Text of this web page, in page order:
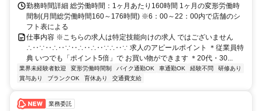
勤務時間詳細 総労働時間：1ヶ月あたり160時間 1ヶ月の変形労働時
間制(月間総労働時間160～176時間) ※6：00～22：00内で店舗のシ
フト表による
仕事内容 ※こちらの求人は特定技能向けの求人 ではございません
∴‥∵‥∴‥∵‥∴‥∴‥∵∴‥∵ 求人のアピールポイント ＊従業員特
典 いつでも「ポイント5倍」で お買い物ができます ＊20代・30...
業界未経験者歓迎 変形労働時間制 バイク通勤OK 車通勤OK 経験不問
研修あり
賞与あり
ブランクOK 育休あり 交通費支給
業務委託